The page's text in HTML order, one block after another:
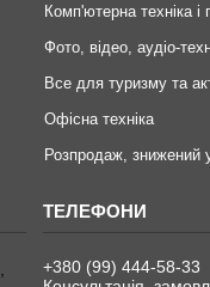
Комп'ютерна техніка і
Фото, відео, аудіо-
Все для туризму та
Офісна техніка
Розпродаж, знижений
+380 (99) 444-58-33